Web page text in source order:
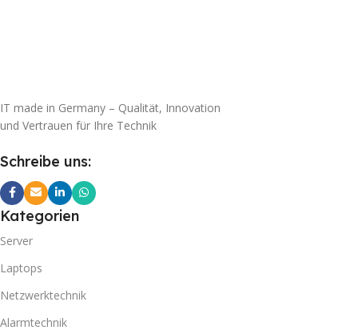
IT made in Germany – Qualität, Innovation
und Vertrauen für Ihre Technik
Schreibe uns:
Kategorien
Server
Laptops
Netzwerktechnik
Alarmtechnik